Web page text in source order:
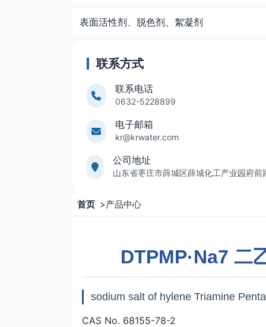
表面活性剂、脱色剂、絮凝剂
联系方式
联系电话
0632-5228899
电子邮箱
kr@krwater.com
公司地址
山东省枣庄市薛城区薛城化工产业园府前
首页 >产品中心
DTPMP·Na7 二
sodium salt of hylene Triamine
CAS No. 68155-78-2